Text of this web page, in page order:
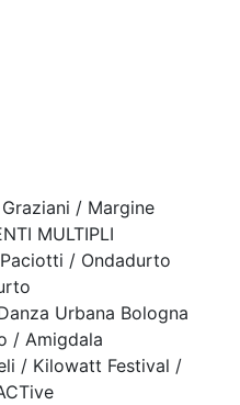
/ Margine
MULTIPLI
/ Ondadurto
Urbana Bologna
/ Amigdala
/ Kilowatt Festival /